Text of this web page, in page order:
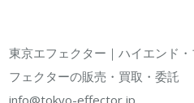
東京エフェクター｜ハイエンド
フェクターの販売・買取・委託
info@tokyo-effector.jp